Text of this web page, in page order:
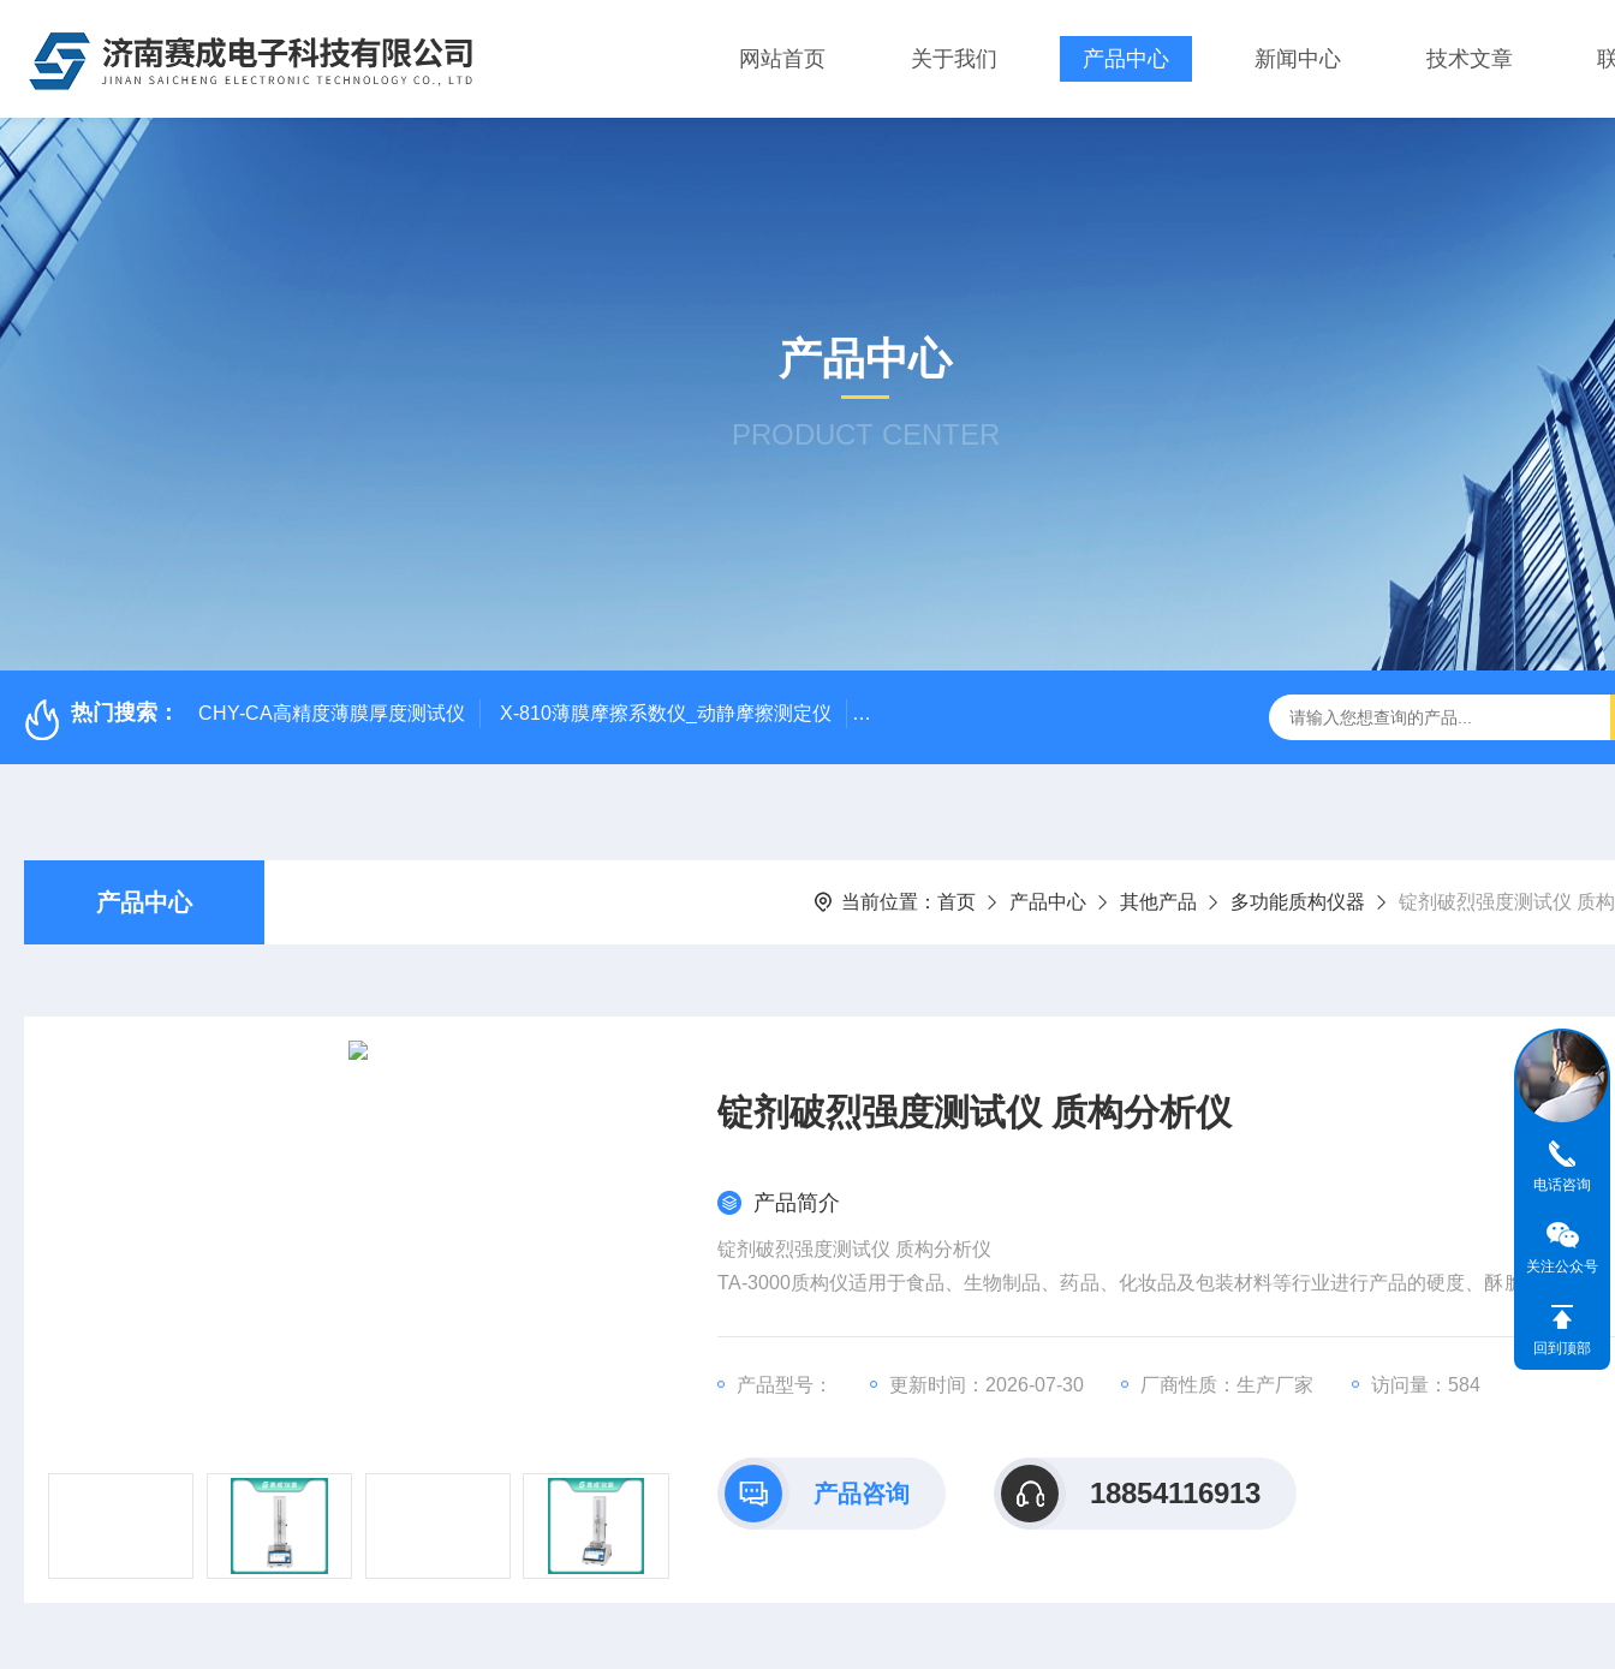
网站首页 关于我们 产品中心 新闻中心 技术文章
产品中心
PRODUCT CENTER
热门搜索： CHY-CA高精度薄膜厚度测试仪 X-810薄膜摩擦系数仪_动静摩擦测定仪 SCK-H玻璃瓶耐热冲击检测仪 赛成仪器 密封测漏仪 密封检测设备
产品中心 当前位置： 首页 产品中心 其他产品 多功能质构仪器 锭剂破烈强度测试仪 质
锭剂破烈强度测试仪 质构分析仪
产品简介
锭剂破烈强度测试仪 质构分析仪
TA-3000质构仪适用于食品、生物制品、药品、化妆品及包装材料等行业进行产品的硬度、酥脆性、弹性
度、坚实度、韧性、纤维强度、粘着性、胶着性、粘聚性、屈服点、延展性、回复性、凝胶强度等诸多
试，设备操作及数据分析智能简单，特别适用于食品物性学的深入研究及基础教学、企业工厂的新产品
配方研究、工艺条件探索。
产品型号： 更新时间：2026-07-30 厂商性质：生产厂家 访问量：584
产品咨询 18854116913
电话咨询
关注公众号
回到顶部